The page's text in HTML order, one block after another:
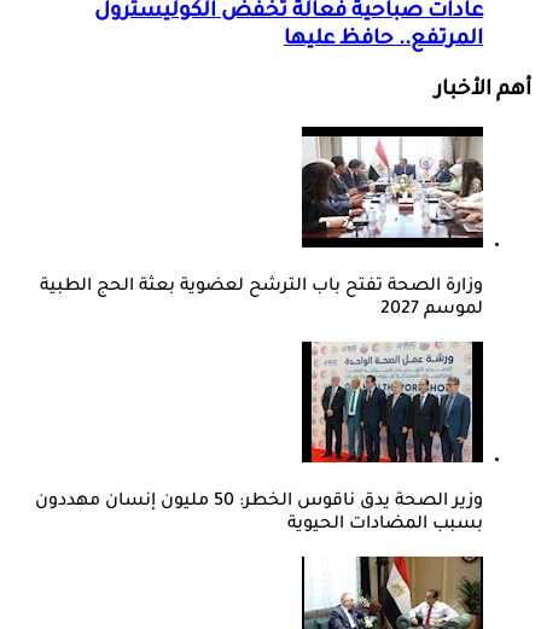
عادات صباحية فعالة تخفض الكوليسترول
المرتفع.. حافظ عليها
أهم الأخبار
وزارة الصحة تفتح باب الترشح لعضوية بعثة الحج الطبية
لموسم 2027
وزير الصحة يدق ناقوس الخطر: 50 مليون إنسان مهددون
بسبب المضادات الحيوية